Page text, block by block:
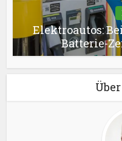
Elektroautos:
Batterie-